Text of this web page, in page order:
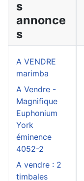
s
annonce
s
A VENDRE
marimba
A Vendre -
Magnifique
Euphonium
York
éminence
4052-2
A vendre : 2
timbales